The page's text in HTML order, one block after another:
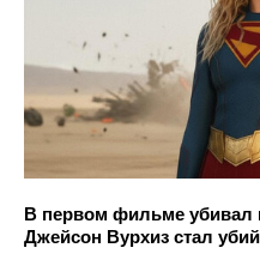
В первом фильме убивал
Джейсон Вурхиз стал